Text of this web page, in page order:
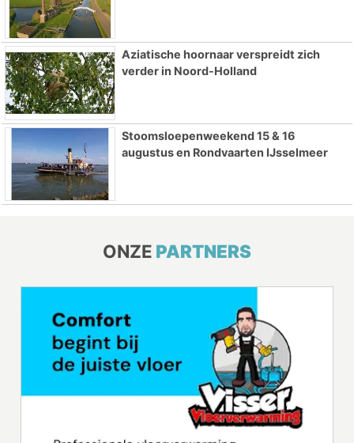
Aziatische hoornaar verspreidt zich
verder in Noord-Holland
Stoomsloepenweekend 15 & 16
augustus en Rondvaarten IJsselmeer
ONZE PARTNERS